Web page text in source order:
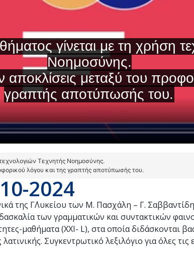
Τεχνητής Νοημοσύνης.
λόγου και της γραπτής αποτύπωσής του.
2024
της Γ΄Λυκείου των Μ. Πασχάλη – Γ.
των γραμματικών και συντακτικών
μαθήματα (XXI- L), στα οποία διδάσκονται
Συγκεντρωτικό λεξιλόγιο για όλες τις